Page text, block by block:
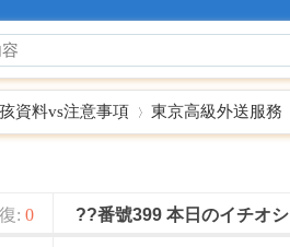
資料vs注意事項
›
東京高級外送服務
: 0 ??番號399 本日のイチオシ